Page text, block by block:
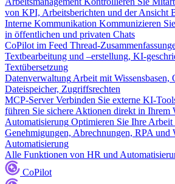
von KPI, Arbeitsberichten und der Ansicht
Interne Kommunikation Kommunizieren
in öffentlichen und privaten Chats
CoPilot im Feed Thread-
Textbearbeitung und –erstellung, KI-
Textübersetzung
Datenverwaltung Arbeit mit Wissensbasen,
Dateispeicher, Zugriffsrechten
MCP-Server Verbinden Sie externe KI-
führen Sie sichere Aktionen direkt in Ihrem
Automatisierung Optimieren Sie Ihre
Genehmigungen, Abrechnungen, RPA
Automatisierung
Alle Funktionen von HR und
CoPilot